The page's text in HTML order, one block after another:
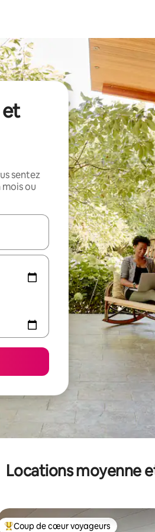
sentez
ou
flèches vers le haut et vers le bas
Locations moyenne
Coup de cœur voyageurs